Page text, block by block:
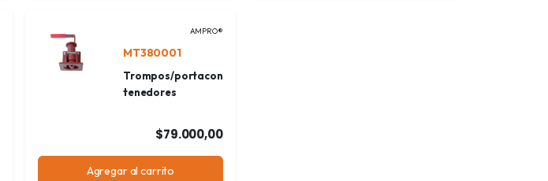
AMPRO®
MT380001
Trompos/portacon
tenedores
$79.000,00
Agregar al carrito